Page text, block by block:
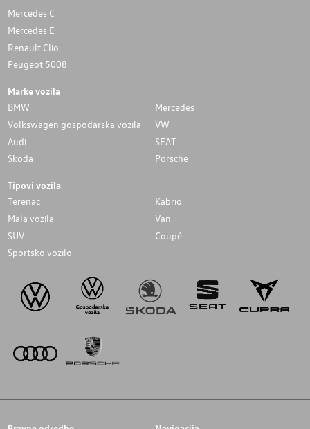
Mercedes C
Mercedes E
Renault Clio
Peugeot 5008
Marke vozila
BMW
Mercedes
Volkswagen gospodarska vozila
VW
Audi
SEAT
Skoda
Porsche
Tipovi vozila
Terenac
Kabrio
Mala vozila
Van
SUV
Coupé
Sportsko vozilo